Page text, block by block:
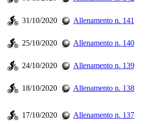
31/10/2020 Allenamento n. 141
25/10/2020 Allenamento n. 140
24/10/2020 Allenamento n. 139
18/10/2020 Allenamento n. 138
17/10/2020 Allenamento n. 137